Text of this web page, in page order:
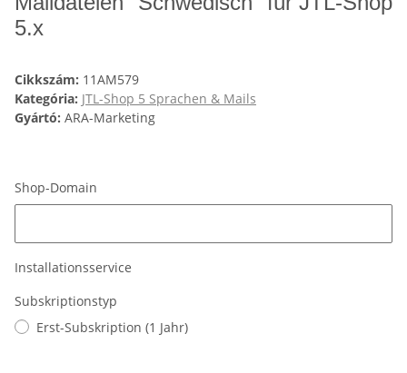
5.x
Cikkszám: 11AM579
Kategória: JTL-Shop 5 Sprachen & Mails
Gyártó: ARA-Marketing
Shop-Domain
Installationsservice
Subskriptionstyp
Erst-Subskription (1 Jahr)